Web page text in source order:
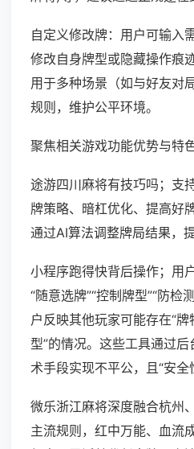
自定义修改牌：用户可输入
修改自身牌型或隐藏操作痕
用于多种场景（如与好友对
规则，维护公平环境。
聚焦相关游戏功能优势与特色
途游四川麻将有技巧吗；支
牌策略、暗杠优化、提高好
通过AI算法调整牌局结果，提
小程序跑得快背后操作；用
“随意选牌”“控制牌型”“防检
户反映其他玩家可能存在“牌
型”的情况。这些工具通过
术手段实现不平公，且“安全
微乐浙江麻将深度融合杭州
主流规则，红中万能、血流